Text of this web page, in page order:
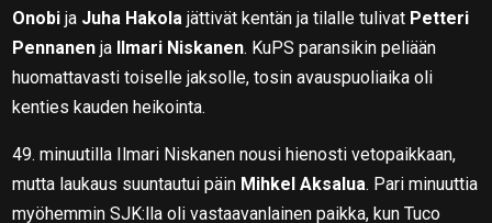
Onobi ja Juha Hakola jättivät kentän ja tilalle tulivat Petteri
Pennanen ja Ilmari Niskanen. KuPS paransikin peliään
huomattavasti toiselle jaksolle, tosin avauspuoliaika oli
kenties kauden heikointa.
49. minuutilla Ilmari Niskanen nousi hienosti vetopaikkaan,
mutta laukaus suuntautui päin Mihkel Aksalua. Pari minuuttia
myöhemmin SJK:lla oli vastaavanlainen paikka, kun Tuco